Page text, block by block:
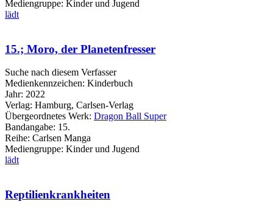
Mediengruppe: Kinder und Jugend
lädt
15.; Moro, der Planetenfresser
Suche nach diesem Verfasser
Medienkennzeichen: Kinderbuch
Jahr: 2022
Verlag: Hamburg, Carlsen-Verlag
Übergeordnetes Werk: Dragon Ball Super
Bandangabe: 15.
Reihe: Carlsen Manga
Mediengruppe: Kinder und Jugend
lädt
Reptilienkrankheiten